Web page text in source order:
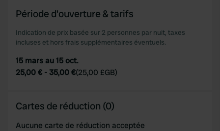
Période d'ouverture & tarifs
Indication de prix basée sur 2 personnes par nuit, taxes
incluses et hors frais supplémentaires éventuels.
15 mars au 15 oct.
25,00 € - 35,00 €(25,00 £GB)
Cartes de réduction (0)
Aucune carte de réduction acceptée